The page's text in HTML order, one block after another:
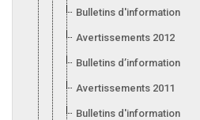
Bulletins d'information 2013
Avertissements 2012
Bulletins d’information 2012
Avertissements 2011
Bulletins d'information 2011